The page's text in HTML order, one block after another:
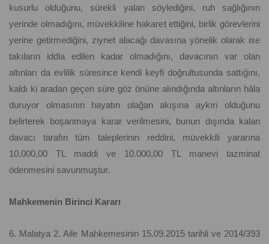
kusurlu olduğunu, sürekli yalan söylediğini, ruh sağlığının
yerinde olmadığını, müvekkiline hakaret ettiğini, birlik görevlerini
yerine getirmediğini, ziynet alacağı davasına yönelik olarak ise
takıların iddia edilen kadar olmadığını, davacının var olan
altınları da evlilik süresince kendi keyfi doğrultusunda sattığını,
kaldı ki aradan geçen süre göz önüne alındığında altınların hâla
duruyor olmasının hayatın olağan akışına aykırı olduğunu
belirterek boşanmaya karar verilmesini, bunun dışında kalan
davacı tarafın tüm taleplerinin reddini, müvekkili yararına
10.000,00 TL maddi ve 10.000,00 TL manevi tazminat
ödenmesini savunmuştur.
Mahkemenin Birinci Kararı
6. Malatya 2. Aile Mahkemesinin 15.09.2015 tarihli ve 2014/393